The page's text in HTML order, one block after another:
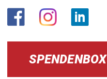
SPENDENBOX